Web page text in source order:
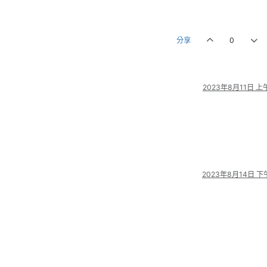
分享 0
2023年8月11日 上
2023年8月14日 下